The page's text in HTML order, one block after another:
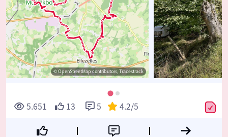
© OpenStreetMap contributors, Tracestrack
5.651 13 5 4.2/5